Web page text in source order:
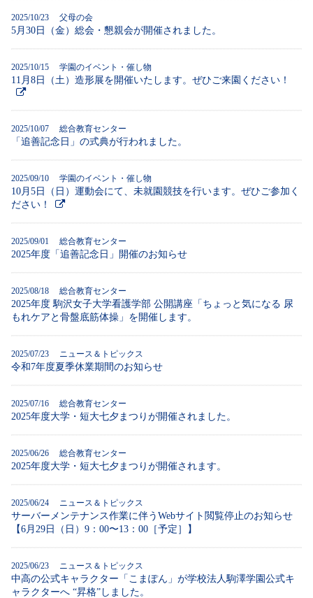
2025/10/23 父母の会
5月30日（金）総会・懇親会が開催されました。
2025/10/15 学園のイベント・催し物
11月8日（土）造形展を開催いたします。ぜひご来園ください！
2025/10/07 総合教育センター
「追善記念日」の式典が行われました。
2025/09/10 学園のイベント・催し物
10月5日（日）運動会にて、未就園競技を行います。ぜひご参加く
ださい！
2025/09/01 総合教育センター
2025年度「追善記念日」開催のお知らせ
2025/08/18 総合教育センター
2025年度 駒沢女子大学看護学部 公開講座「ちょっと気になる 尿
もれケアと骨盤底筋体操」を開催します。
2025/07/23 ニュース＆トピックス
令和7年度夏季休業期間のお知らせ
2025/07/16 総合教育センター
2025年度大学・短大七夕まつりが開催されました。
2025/06/26 総合教育センター
2025年度大学・短大七夕まつりが開催されます。
2025/06/24 ニュース＆トピックス
サーバーメンテナンス作業に伴うWebサイト閲覧停止のお知らせ
【6月29日（日）9：00〜13：00［予定］】
2025/06/23 ニュース＆トピックス
中高の公式キャラクター「こまぽん」が学校法人駒澤学園公式キ
ャラクターへ “昇格”しました。